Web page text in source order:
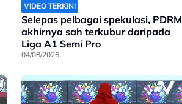
VIDEO TERKINI
Selepas pelbagai spekulasi, PDRM
akhirnya sah terkubur daripada
Liga A1 Semi Pro
04/08/2026